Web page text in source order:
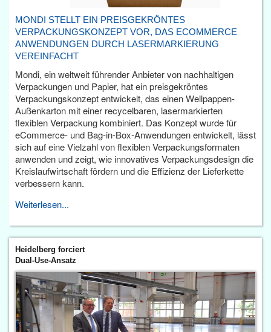
MONDI STELLT EIN PREISGEKRÖNTES
VERPACKUNGSKONZEPT VOR, DAS ECOMMERCE
ANWENDUNGEN DURCH LASERMARKIERUNG
VEREINFACHT
Mondi, ein weltweit führender Anbieter von nachhaltigen
Verpackungen und Papier, hat ein preisgekröntes
Verpackungskonzept entwickelt, das einen Wellpappen-
Außenkarton mit einer recycelbaren, lasermarkierten
flexiblen Verpackung kombiniert. Das Konzept wurde für
eCommerce- und Bag-in-Box-Anwendungen entwickelt, lässt
sich auf eine Vielzahl von flexiblen Verpackungsformaten
anwenden und zeigt, wie innovatives Verpackungsdesign die
Kreislaufwirtschaft fördern und die Effizienz der Lieferkette
verbessern kann.
Weiterlesen...
Heidelberg forciert
Dual-Use-Ansatz